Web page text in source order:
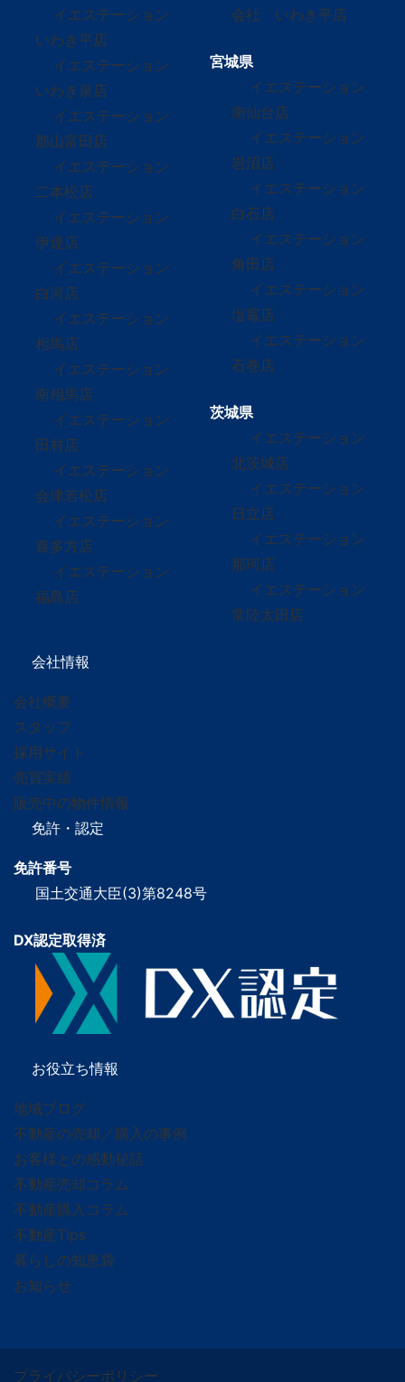
イエステーション
いわき平店
イエステーション
いわき泉店
イエステーション
郡山富田店
イエステーション
二本松店
イエステーション
伊達店
イエステーション
白河店
イエステーション
相馬店
イエステーション
南相馬店
イエステーション
田村店
イエステーション
会津若松店
イエステーション
喜多方店
イエステーション
福島店
会社 いわき平店
宮城県
イエステーション
南仙台店
イエステーション
岩沼店
イエステーション
白石店
イエステーション
角田店
イエステーション
塩竈店
イエステーション
石巻店
茨城県
イエステーション
北茨城店
イエステーション
日立店
イエステーション
那珂店
イエステーション
常陸太田店
会社情報
会社概要
スタッフ
採用サイト
売買実績
販売中の物件情報
免許・認定
免許番号
国土交通大臣(3)第8248号
DX認定取得済
お役立ち情報
地域ブログ
不動産の売却／購入の事例
お客様との感動秘話
不動産売却コラム
不動産購入コラム
不動産Tips
暮らしの知恵袋
お知らせ
プライバシーポリシー